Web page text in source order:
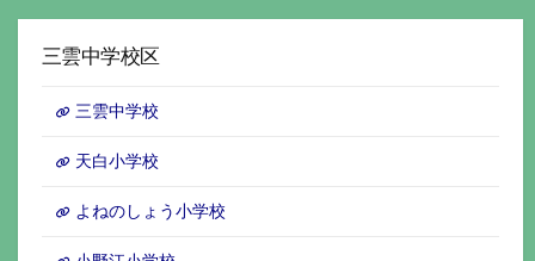
イ
三雲中学校区
三雲中学校
天白小学校
よねのしょう小学校